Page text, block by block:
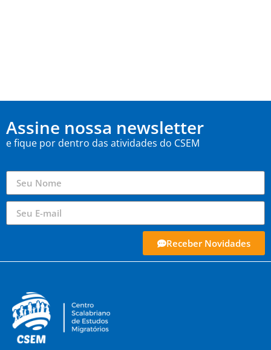
Assine nossa newsletter
e fique por dentro das atividades do CSEM
Receber Novidades